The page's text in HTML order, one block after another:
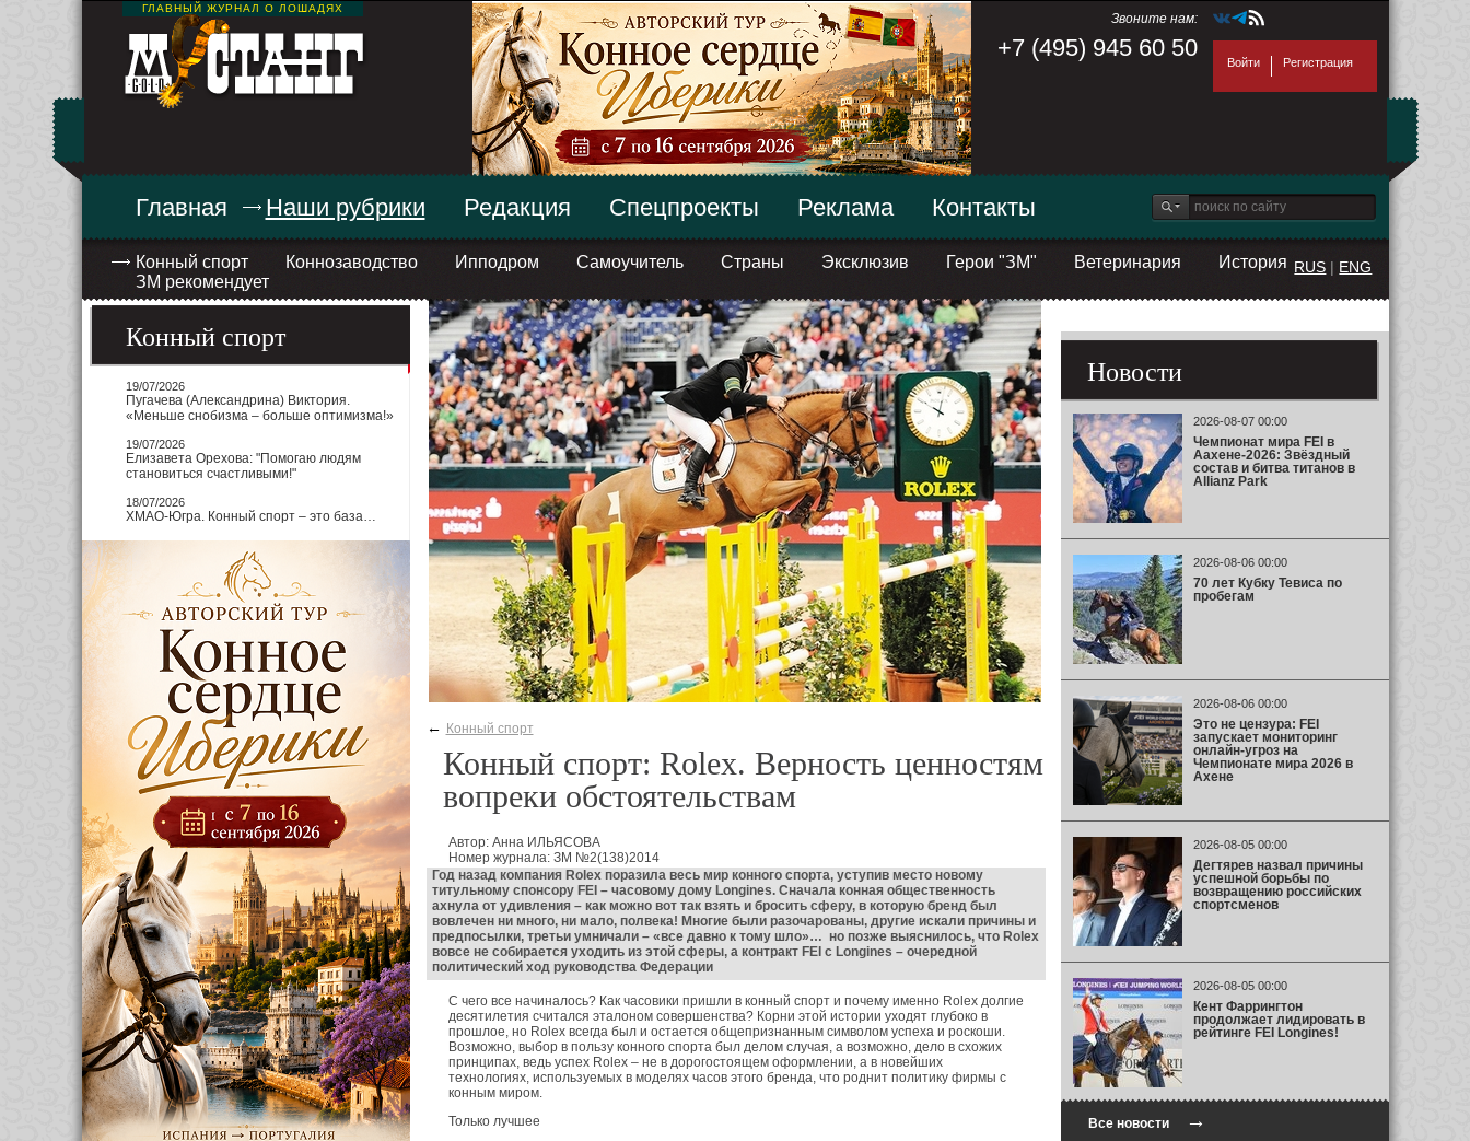
ГЛАВНЫЙ ЖУРНАЛ О ЛОШАДЯХ
Звоните нам:
+7 (495) 945 60 50
Войти Регистрация
Главная Наши рубрики
Конный спорт Коннозаводство Ипподром Самоучитель Страны Эксклюзив Герои "ЗМ" Ветеринария
История
ЗМ рекомендует
Редакция Спецпроекты Реклама Контакты
RUS | ENG
Конный спорт
19/07/2026
Пугачева (Александрина) Виктория.
«Меньше снобизма – больше оптимизма!»
19/07/2026
Елизавета Орехова: "Помогаю людям
становиться счастливыми!"
18/07/2026
ХМАО-Югра. Конный спорт – это база…
← Конный спорт
Конный спорт: Rolex. Верность ценностям
вопреки обстоятельствам
Автор: Анна ИЛЬЯСОВА
Номер журнала: ЗМ №2(138)2014
Год назад компания Rolex поразила весь мир конного спорта, уступив место новому
титульному спонсору FEI – часовому дому Longines. Сначала конная общественность
ахнула от удивления – как можно вот так взять и бросить сферу, в которую бренд был
вовлечен ни много, ни мало, полвека! Многие были разочарованы, другие искали причины и
предпосылки, третьи умничали – «все давно к тому шло»… но позже выяснилось, что Rolex
вовсе не собирается уходить из этой сферы, а контракт FEI с Longines – очередной
политический ход руководства Федерации
С чего все начиналось? Как часовики пришли в конный спорт и почему именно Rolex долгие
десятилетия считался эталоном совершенства? Корни этой истории уходят глубоко в
прошлое, но Rolex всегда был и остается общепризнанным символом успеха и роскоши.
Возможно, выбор в пользу конного спорта был делом случая, а возможно, дело в схожих
принципах, ведь успех Rolex – не в дорогостоящем оформлении, а в новейших
технологиях, используемых в моделях часов этого бренда, что роднит политику фирмы с
конным миром.
Только лучшее
Новости
2026-08-07 00:00
Чемпионат мира FEI в
Аахене-2026: Звёздный
состав и битва титанов в
Allianz Park
2026-08-06 00:00
70 лет Кубку Тевиса по
пробегам
2026-08-06 00:00
Это не цензура: FEI
запускает мониторинг
онлайн-угроз на
Чемпионате мира 2026 в
Ахене
2026-08-05 00:00
Дегтярев назвал причины
успешной борьбы по
возвращению российских
спортсменов
2026-08-05 00:00
Кент Фаррингтон
продолжает лидировать в
рейтинге FEI Longines!
Все новости→